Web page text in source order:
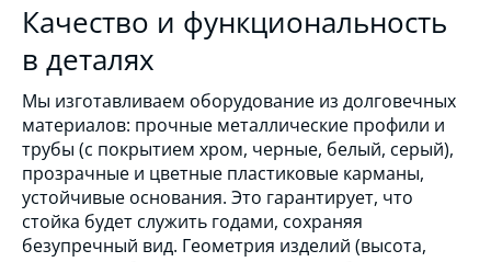
Качество и функциональность
в деталях
Мы изготавливаем оборудование из долговечных
материалов: прочные металлические профили и
трубы (с покрытием хром, черные, белый, серый),
прозрачные и цветные пластиковые карманы,
устойчивые основания. Это гарантирует, что
стойка будет служить годами, сохраняя
безупречный вид. Геометрия изделий (высота,